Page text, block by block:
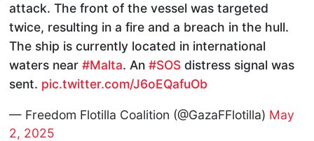
attack. The front of the vessel was targeted
twice, resulting in a fire and a breach in the hull.
The ship is currently located in international
waters near#Malta. An#SOS distress signal was
sent. pic.twitter.com/J6oEQafuOb
— Freedom Flotilla Coalition (@GazaFFlotilla) May
2, 2025